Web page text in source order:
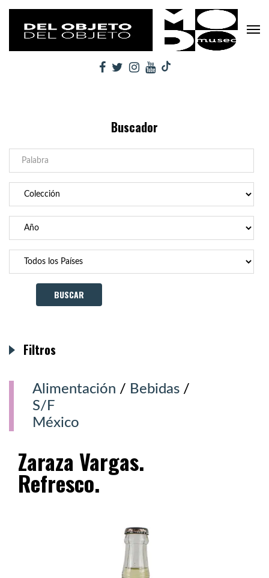
Buscador
Alimentación / Bebidas /
S/F
México
Zaraza Vargas.
Refresco.
Filtros